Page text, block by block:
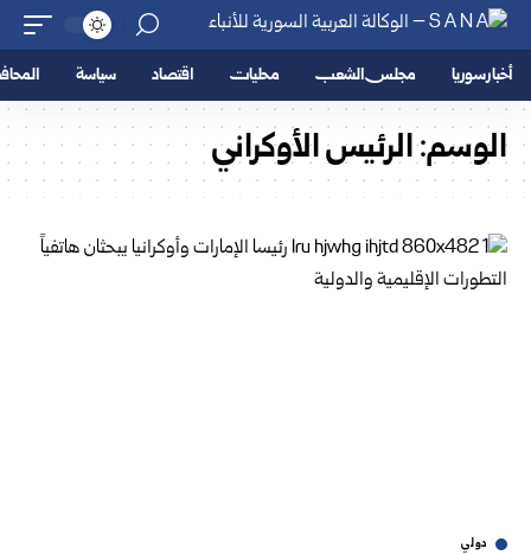
أخبار سوريا مجلس الشعب محليات اقتصاد سياسة
الوسم:الرئيس الأوكراني
دولي